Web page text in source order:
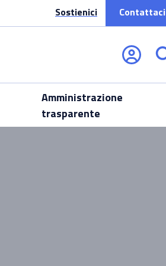
Sostienici Contattaci
Amministrazione
trasparente